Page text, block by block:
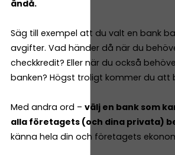
ändå.
Säg till exempel att du valt en bank
avgifter. Vad händer då när du
checkkredit? Eller när du också
banken? Högst troligt kommer du att
Med andra ord – välj en bank som
alla företagets (och dina privata)
känna hela din och företagets